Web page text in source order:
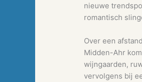
nieuwe
romantisch
Over een
Midden-Ahr
wijngaarden,
vervolgens bij